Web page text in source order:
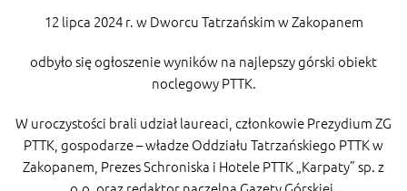
12 lipca 2024 r. w Dworcu Tatrzańskim w Zakopanem
odbyło się ogłoszenie wyników na najlepszy górski obiekt
noclegowy PTTK.
W uroczystości brali udział laureaci, członkowie Prezydium ZG
PTTK, gospodarze – władze Oddziału Tatrzańskiego PTTK w
Zakopanem, Prezes Schroniska i Hotele PTTK „Karpaty” sp. z